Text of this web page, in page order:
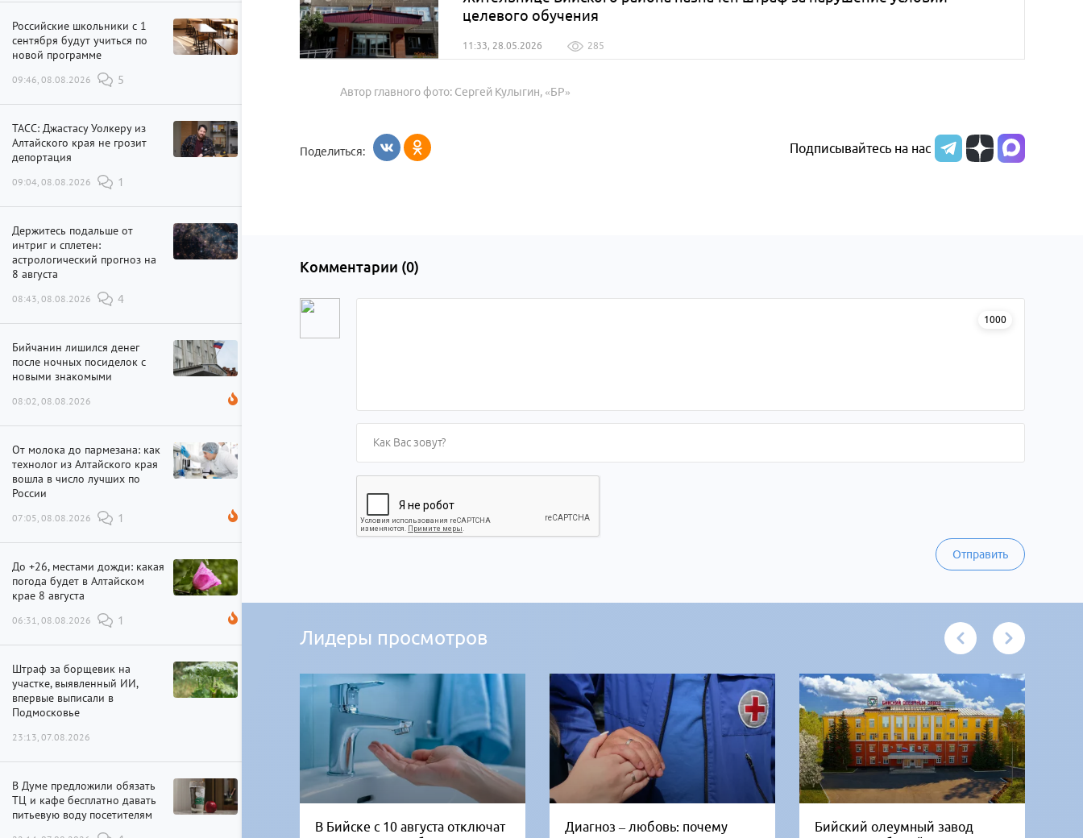
Российские школьники с 1
сентября будут учиться по
новой программе
09:46, 08.08.2026 5
ТАСС: Джастасу Уолкеру из
Алтайского края не грозит
депортация
09:04, 08.08.2026 1
Держитесь подальше от
интриг и сплетен:
астрологический прогноз на
8 августа
08:43, 08.08.2026 4
Бийчанин лишился денег
после ночных посиделок с
новыми знакомыми
08:02, 08.08.2026
От молока до пармезана: как
технолог из Алтайского края
вошла в число лучших по
России
07:05, 08.08.2026 1
До +26, местами дожди: какая
погода будет в Алтайском
крае 8 августа
06:31, 08.08.2026 1
Штраф за борщевик на
участке, выявленный ИИ,
впервые выписали в
Подмосковье
23:13, 07.08.2026
В Думе предложили обязать
ТЦ и кафе бесплатно давать
питьевую воду посетителям
целевого обучения
11:33, 28.05.2026 285
Автор главного фото: Сергей Кулыгин, «БР»
Поделиться: Подписывайтесь на нас
Комментарии (0)
1000
Отправить
Лидеры просмотров
В Бийске с 10 августа отключат
Диагноз – любовь: почему
Бийский олеумный завод